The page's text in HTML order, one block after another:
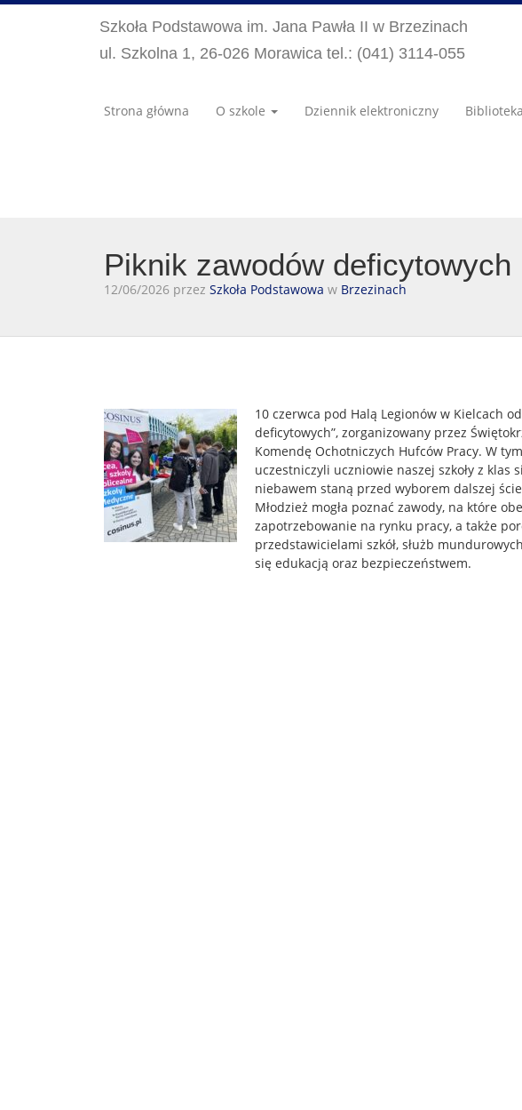
Szkoła Podstawowa im. Jana Pawła II w Brzezinach
ul. Szkolna 1, 26-026 Morawica tel.: (041) 3114-055
Strona główna O szkole Dziennik elektroniczny Biblioteka
Piknik zawodów deficytowych
12/06/2026 przez Szkoła Podstawowa w Brzezinach
10 czerwca pod Halą Legionów w Kielcach
deficytowych”, zorganizowany przez
Komendę Ochotniczych Hufców Pracy. W
uczestniczyli uczniowie naszej szkoły z klas
niebawem staną przed wyborem dalszej
Młodzież mogła poznać zawody, na które
zapotrzebowanie na rynku pracy, a także
przedstawicielami szkół, służb
się edukacją oraz bezpieczeństwem.